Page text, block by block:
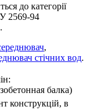
до категорії
2569-94
,
стічних вод.
балка)
конструкцій, в